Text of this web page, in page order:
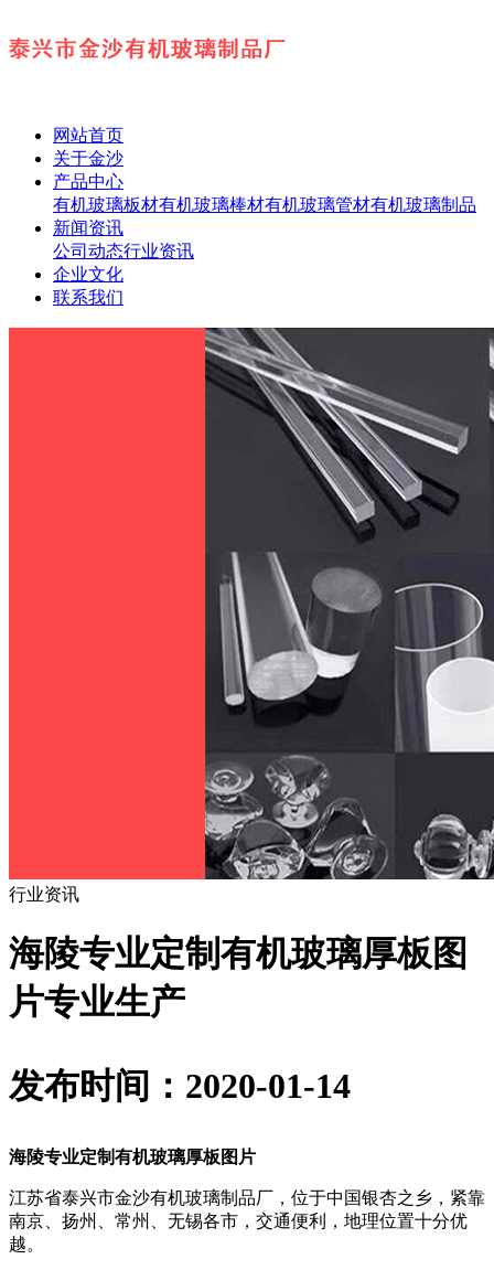
网站首页
关于金沙
产品中心
有机玻璃板材有机玻璃棒材有机玻璃管材有机玻璃制品
新闻资讯
公司动态行业资讯
企业文化
联系我们
行业资讯
海陵专业定制有机玻璃厚板图
片专业生产
发布时间：2020-01-14
海陵专业定制有机玻璃厚板图片
江苏省泰兴市金沙有机玻璃制品厂，位于中国银杏之乡，紧靠
南京、扬州、常州、无锡各市，交通便利，地理位置十分优
越。